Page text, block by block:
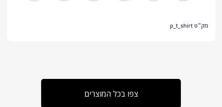
מק״טp_t_shirt
צפו בכל המוצרים